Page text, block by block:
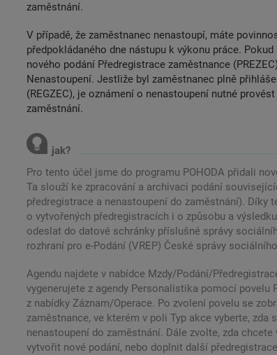
zaměstnání.
V případě, že zaměstnanec nenastoupí, máte
předpokládaného dne nástupu k výkonu práce.
nového podání Předregistrace zaměstnance
Nenastoupení. Jestliže byl zaměstnanec plně
(REGZEC), je oznámení o nenastoupení nutné
zaměstnání.
Pro tento účel jsme do programu POHODA přidali
Ta slouží ke zpracování a archivaci podání
předregistrace a nenastoupení do zaměstnání). Díky
o vytvořených předregistracích i o způsobu a
odeslat do datové schránky příslušné správy
rozhraní pro e-Podání (VREP) České správy
Agendu najdete v nabídce Mzdy/Podání/
vygenerujete z agendy Personalistika pomocí
z nabídky Záznam/Operace. Po zvolení povelu se
zaměstnance, ve kterém v poli Typ akce vyberte, zda
nenastoupení do zaměstnání. Dále zvolte, zda
vytvořit nové podání, nebo doplnit další